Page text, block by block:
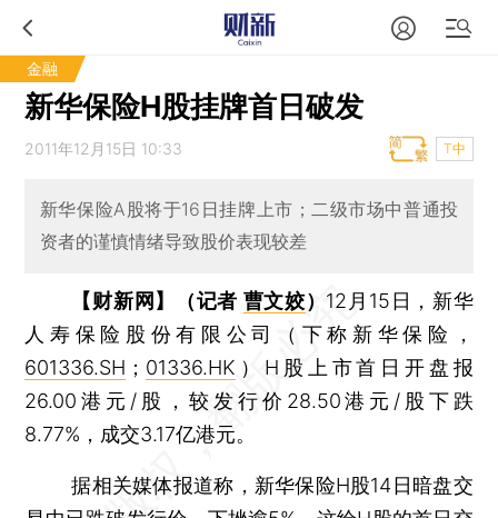
金融
新华保险H股挂牌首日破发
2011年12月15日 10:33 T中
新华保险A股将于16日挂牌上市；二级市场中普通投
资者的谨慎情绪导致股价表现较差
【财新网】（记者 曹文姣） 12月15日，新华
人寿保险股份有限公司（下称新华保险，
601336.SH ； 01336.HK ）H股上市首日开盘报
26.00港元/股，较发行价28.50港元/股下跌
8.77%，成交3.17亿港元。
据相关媒体报道称，新华保险H股14日暗盘交